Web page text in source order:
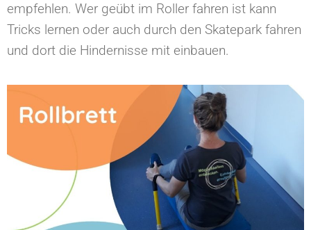
empfehlen. Wer geübt im Roller fahren ist kann
Tricks lernen oder auch durch den Skatepark fahren
und dort die Hindernisse mit einbauen.